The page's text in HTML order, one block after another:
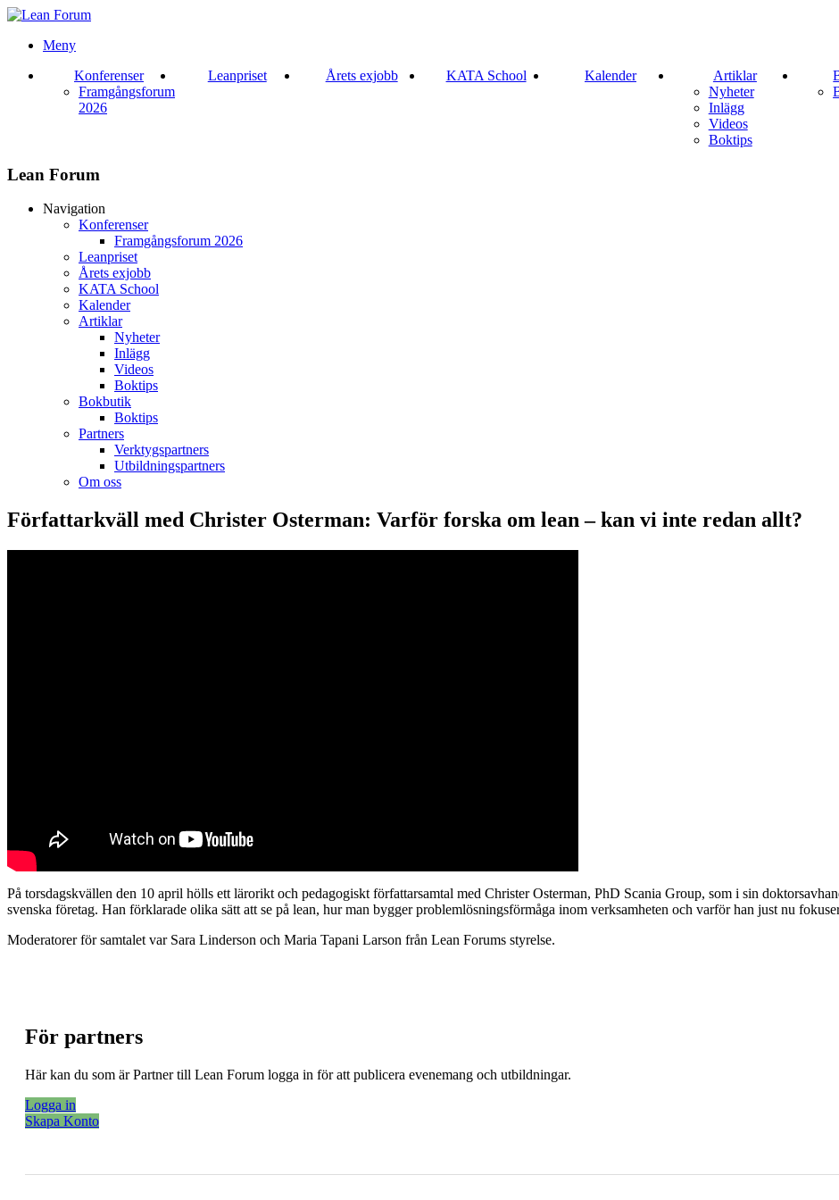
Meny
Konferenser
Framgångsforum
2026
Leanpriset Årets exjobb KATA School Kalender
Artiklar
Nyheter
Inlägg
Videos
Boktips
Lean Forum
Navigation
Konferenser
Framgångsforum 2026
Leanpriset
Årets exjobb
KATA School
Kalender
Artiklar
Nyheter
Inlägg
Videos
Boktips
Bokbutik
Boktips
Partners
Verktygspartners
Utbildningspartners
Om oss
Författarkväll med Christer Osterman: Varför forska om lean – kan vi inte redan allt?
På torsdagskvällen den 10 april hölls ett lärorikt och pedagogiskt författarsamtal med Christer Osterman, PhD Scania Group, som i sin
svenska företag. Han förklarade olika sätt att se på lean, hur man bygger problemlösningsförmåga inom verksamheten och varför han just nu
Moderatorer för samtalet var Sara Linderson och Maria Tapani Larson från Lean Forums styrelse.
För partners
Här kan du som är Partner till Lean Forum logga in för att publicera evenemang och utbildningar.
Logga in
Skapa Konto